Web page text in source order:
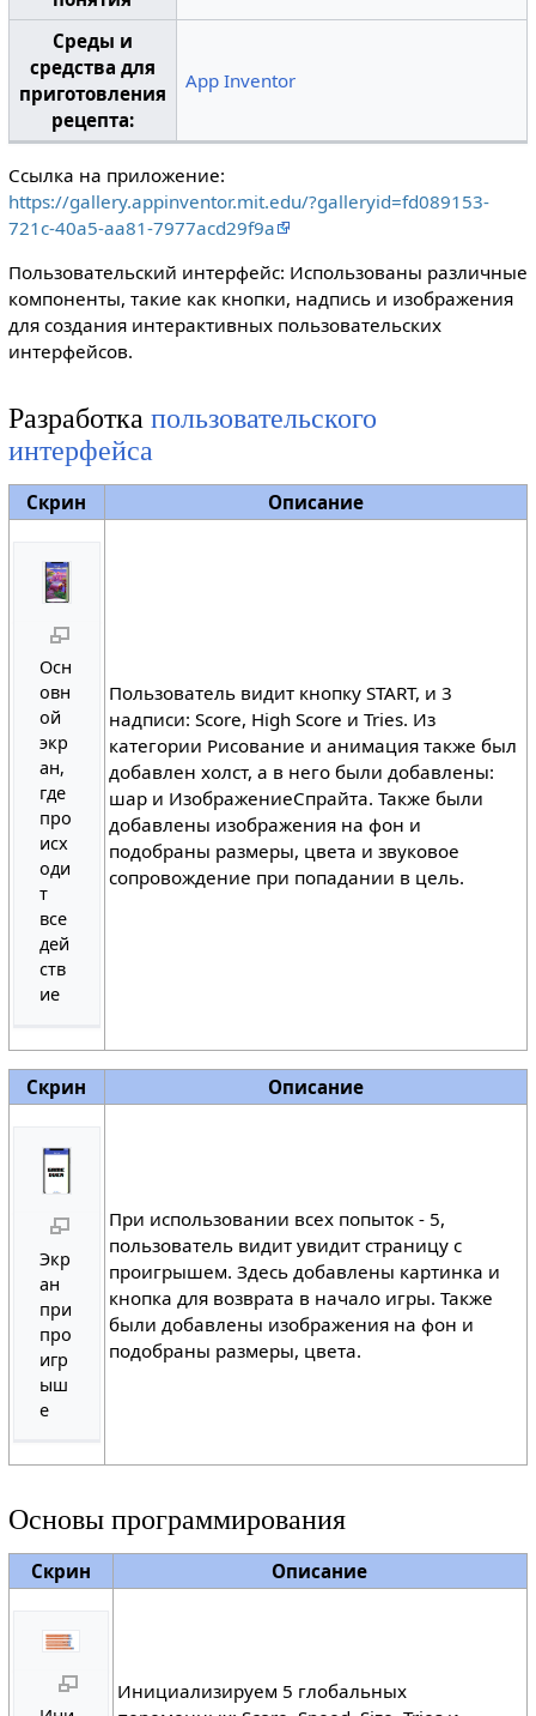
Среды и
средства для
приготовления
рецепта:
App Inventor
Ссылка на приложение:
https://gallery.appinventor.mit.edu/?galleryid=fd089153-
721c-40a5-aa81-7977acd29f9a
Пользовательский интерфейс: Использованы различные
компоненты, такие как кнопки, надпись и изображения
для создания интерактивных пользовательских
интерфейсов.
Разработка пользовательского
интерфейса
Скрин Описание
Осн
овн
ой
экр
ан,
где
про
исх
оди
т
все
дей
ств
ие
Пользователь видит кнопку START, и 3
надписи: Score, High Score и Tries. Из
категории Рисование и анимация также был
добавлен холст, а в него были добавлены:
шар и ИзображениеСпрайта. Также были
добавлены изображения на фон и
подобраны размеры, цвета и звуковое
сопровождение при попадании в цель.
Скрин Описание
Экр
ан
при
про
игр
ыш
е
При использовании всех попыток - 5,
пользователь видит увидит страницу с
проигрышем. Здесь добавлены картинка и
кнопка для возврата в начало игры. Также
были добавлены изображения на фон и
подобраны размеры, цвета.
Основы программирования
Скрин Описание
Инициализируем 5 глобальных